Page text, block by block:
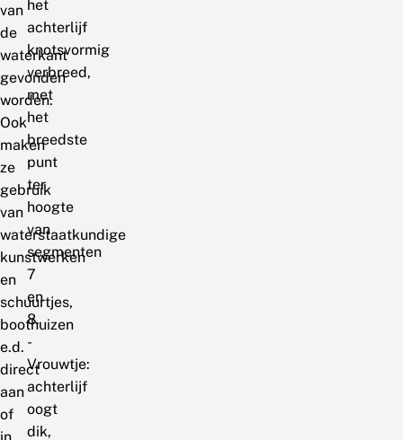
van
de
waterkant
gevonden
worden.
Ook
maken
ze
gebruik
van
waterstaatkundige
kunstwerken
en
schuurtjes,
boothuizen
e.d.
direct
aan
of
het
achterlijf
knotsvormig
verbreed,
met
het
breedste
punt
ter
hoogte
van
segmenten
7
en
8.
-
Vrouwtje:
achterlijf
oogt
dik,